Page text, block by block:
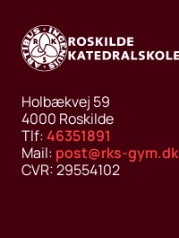
Holbækvej 59
4000 Roskilde
Tlf:46351891
Mail: post@rks-gym.dk
CVR:29554102